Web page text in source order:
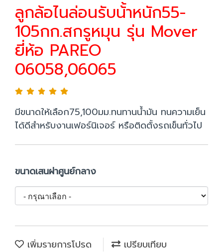
ลูกล้อไนล่อนรับน้้าหนัก55-
105กก.สกรูหมุน รุ่น Mover
ยี่ห้อ PAREO
06058,06065
มีขนาดให้เลือก75,100มม.ทนทานน้ำมัน ทนความเย็น
ได้ดีสำหรับงานเฟอร์นิเจอร์ หรือติดตั้งรถเข็นทั่วไป
ขนาดเสนผ่าศูนย์กลาง
เพิ่มรายการโปรด
เปรียบเทียบ